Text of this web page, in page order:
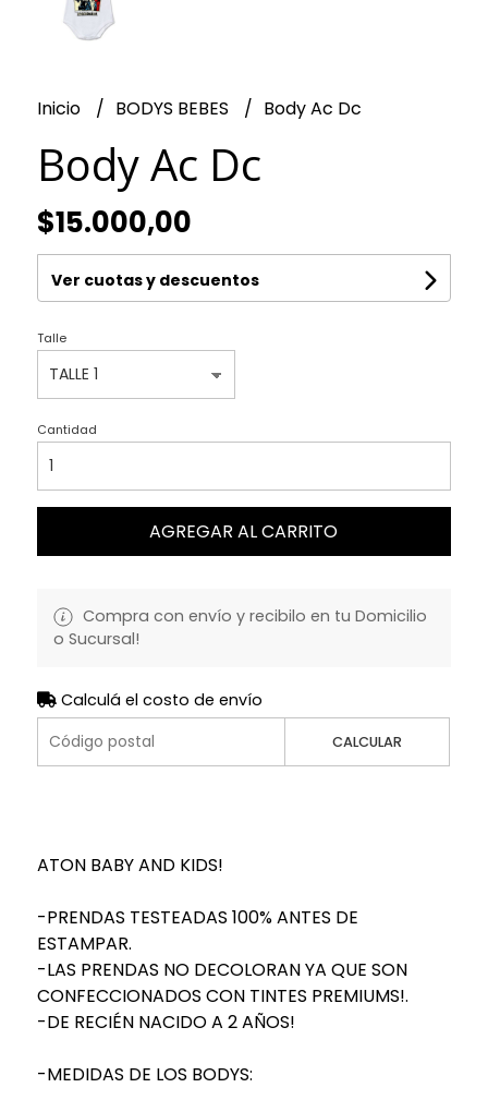
Inicio BODYS BEBES Body Ac Dc
Body Ac Dc
$15.000,00
Ver cuotas y descuentos
Talle
Cantidad
AGREGAR AL CARRITO
Compra con envío y recibilo en tu Domicilio
o Sucursal!
Calculá el costo de envío
CALCULAR
ATON BABY AND KIDS!
-PRENDAS TESTEADAS 100% ANTES DE
ESTAMPAR.
-LAS PRENDAS NO DECOLORAN YA QUE SON
CONFECCIONADOS CON TINTES PREMIUMS!.
-DE RECIÉN NACIDO A 2 AÑOS!
-MEDIDAS DE LOS BODYS: